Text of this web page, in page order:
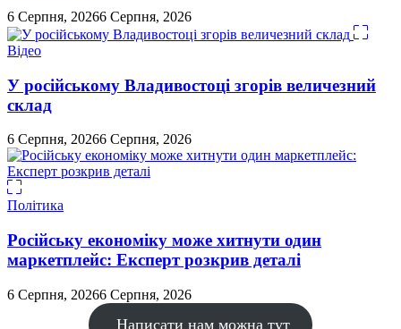
6 Серпня, 20266 Серпня, 2026
Відео
У російському Владивостоці згорів величезний
склад
6 Серпня, 20266 Серпня, 2026
Політика
Російську економіку може хитнути один
маркетплейс: Експерт розкрив деталі
6 Серпня, 20266 Серпня, 2026
Написати нам можна тут